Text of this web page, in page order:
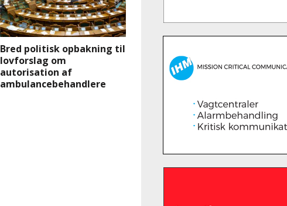
Bred politisk opbakning til
lovforslag om
autorisation af
ambulancebehandlere